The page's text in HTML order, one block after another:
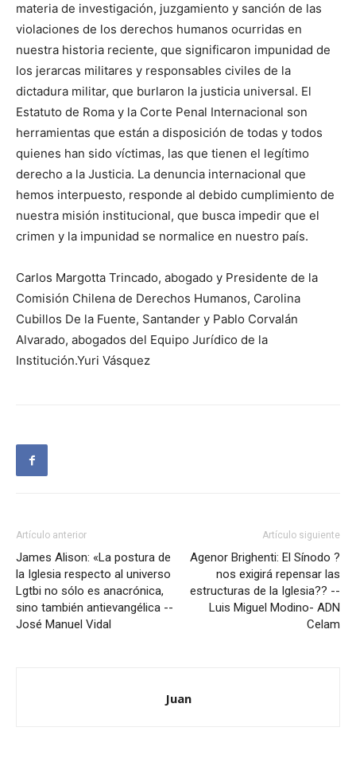
materia de investigación, juzgamiento y sanción de las
violaciones de los derechos humanos ocurridas en
nuestra historia reciente, que significaron impunidad de
los jerarcas militares y responsables civiles de la
dictadura militar, que burlaron la justicia universal. El
Estatuto de Roma y la Corte Penal Internacional son
herramientas que están a disposición de todas y todos
quienes han sido víctimas, las que tienen el legítimo
derecho a la Justicia. La denuncia internacional que
hemos interpuesto, responde al debido cumplimiento de
nuestra misión institucional, que busca impedir que el
crimen y la impunidad se normalice en nuestro país.
Carlos Margotta Trincado, abogado y Presidente de la
Comisión Chilena de Derechos Humanos, Carolina
Cubillos De la Fuente, Santander y Pablo Corvalán
Alvarado, abogados del Equipo Jurídico de la
Institución.Yuri Vásquez
Artículo anterior
James Alison: «La postura de
la Iglesia respecto al universo
Lgtbi no sólo es anacrónica,
sino también antievangélica --
José Manuel Vidal
Artículo siguiente
Agenor Brighenti: El Sínodo ?
nos exigirá repensar las
estructuras de la Iglesia?? --
Luis Miguel Modino- ADN
Celam
Juan